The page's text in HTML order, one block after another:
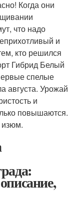
Когда они
что надо
и
кто решился
Гибрид Белый
спелые
августа. Урожай
и
повышаются.
изюм.